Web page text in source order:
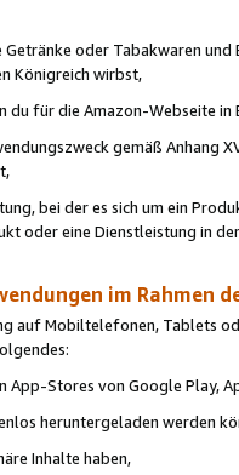
Getränke oder Tabakwaren
Königreich wirbst,
du für die Amazon-Webseite in
gemäß Anhang
bei der es sich um ein
oder eine Dienstleistung in
im Rahmen
auf Mobiltelefonen, Tablets
App-Stores von Google Play,
heruntergeladen werden
Inhalte haben,